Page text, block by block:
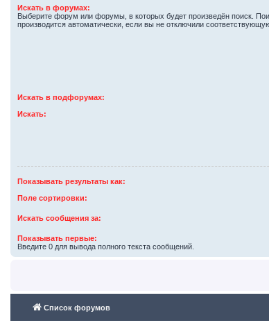
Искать в форумах:
Выберите форум или форумы, в которых будет произведён поиск.
производится автоматически, если вы не отключили
Искать в подфорумах:
Искать:
Показывать результаты как:
Поле сортировки:
Искать сообщения за:
Показывать первые:
Введите 0 для вывода полного текста сообщений.
Список форумов